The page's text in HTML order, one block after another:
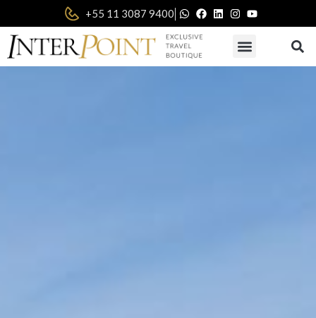
+55 11 3087 9400|